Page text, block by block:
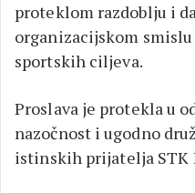
proteklom razdoblju i
organizacijskom
sportskih ciljeva.
Proslava je protekla u
nazočnost i ugodno
istinskih prijatelja STK